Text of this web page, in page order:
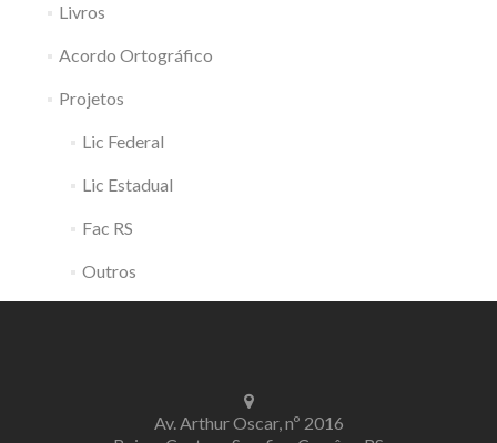
Livros
Acordo Ortográfico
Projetos
Lic Federal
Lic Estadual
Fac RS
Outros
Av. Arthur Oscar, nº 2016